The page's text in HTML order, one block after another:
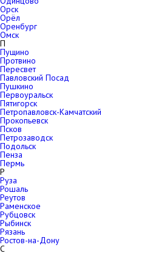
Орск
Орёл
Оренбург
Омск
П
Пущино
Протвино
Пересвет
Павловский Посад
Пушкино
Первоуральск
Пятигорск
Петропавловск-Камчатский
Прокопьевск
Псков
Петрозаводск
Подольск
Пенза
Пермь
Р
Руза
Рошаль
Реутов
Раменское
Рубцовск
Рыбинск
Рязань
Ростов-на-Дону
С